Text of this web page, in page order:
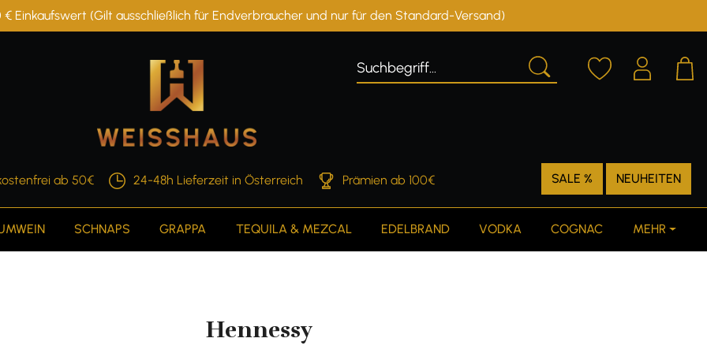
Einkaufswert (Gilt ausschließlich für Endverbraucher und nur für den Standard-Versand)
ab 50€ 24-48h Lieferzeit in Österreich Prämien ab 100€ SALE % NEUHEITEN
SCHNAPS GRAPPA TEQUILA & MEZCAL EDELBRAND VODKA COGNAC MEHR
Hennessy